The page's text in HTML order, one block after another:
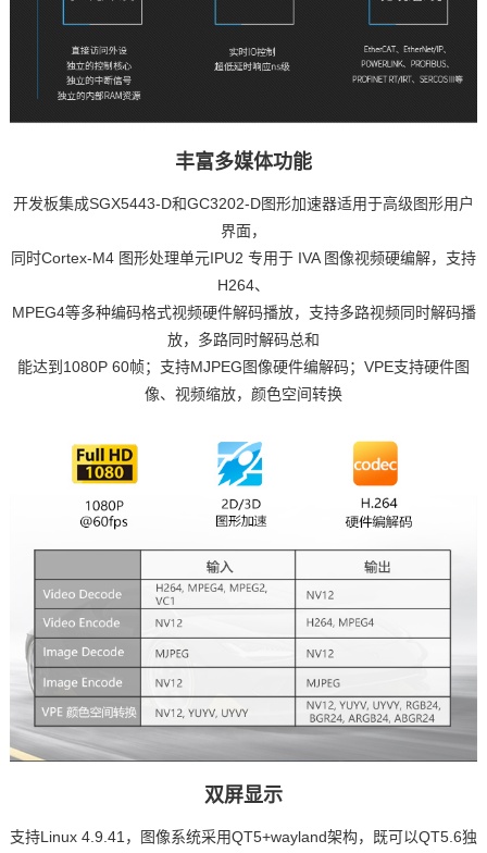
丰富多媒体功能
开发板集成SGX5443-D和GC3202-D图形加速器适用于高级图形用户
界面，
同时Cortex-M4 图形处理单元IPU2 专用于 IVA 图像视频硬编解，支持
H264、
MPEG4等多种编码格式视频硬件解码播放，支持多路视频同时解码播
放，多路同时解码总和
能达到1080P 60帧；支持MJPEG图像硬件编解码；VPE支持硬件图
像、视频缩放，颜色空间转换
双屏显示
支持Linux 4.9.41，图像系统采用QT5+wayland架构，既可以QT5.6独